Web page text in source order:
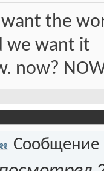
the
we want it
now?
Сообщение